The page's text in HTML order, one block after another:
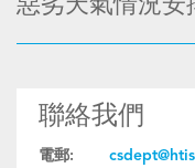
惡劣天氣情況安
聯絡我們
電郵: